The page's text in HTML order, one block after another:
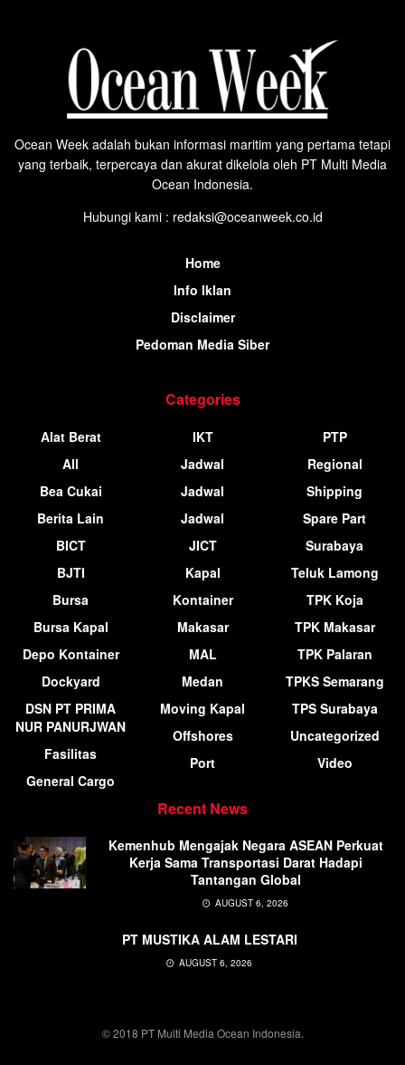
Ocean Week adalah bukan informasi maritim yang pertama tetapi
yang terbaik, terpercaya dan akurat dikelola oleh PT Multi Media
Ocean Indonesia.
Hubungi kami : redaksi@oceanweek.co.id
Home
Info Iklan
Disclaimer
Pedoman Media Siber
Categories
Alat Berat
All
Bea Cukai
Berita Lain
BICT
BJTI
Bursa
Bursa Kapal
Depo Kontainer
Dockyard
DSN PT PRIMA
NUR PANURJWAN
Fasilitas
General Cargo
IKT
Jadwal
Jadwal
Jadwal
JICT
Kapal
Kontainer
Makasar
MAL
Medan
Moving Kapal
Offshores
Port
PTP
Regional
Shipping
Spare Part
Surabaya
Teluk Lamong
TPK Koja
TPK Makasar
TPK Palaran
TPKS Semarang
TPS Surabaya
Uncategorized
Video
Recent News
Kemenhub Mengajak Negara ASEAN Perkuat
Kerja Sama Transportasi Darat Hadapi
Tantangan Global
AUGUST 6, 2026
PT MUSTIKA ALAM LESTARI
AUGUST 6, 2026
© 2018 PT Multi Media Ocean Indonesia.